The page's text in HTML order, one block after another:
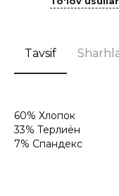
Tavsif
60% Хлопок
33% Терлиён
7% Спандекс